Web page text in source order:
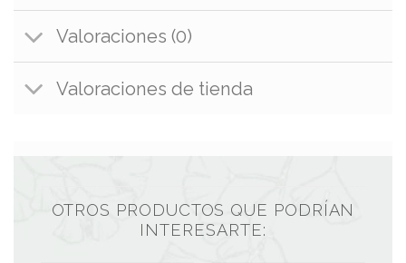
Valoraciones (0)
Valoraciones de tienda
OTROS PRODUCTOS QUE PODRÍAN
INTERESARTE: